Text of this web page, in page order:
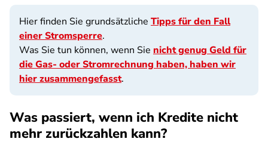
Hier finden Sie grundsätzliche Tipps für den Fall
einer Stromsperre.
Was Sie tun können, wenn Sie nicht genug Geld für
die Gas- oder Stromrechnung haben, haben wir
hier zusammengefasst.
Was passiert, wenn ich Kredite nicht
mehr zurückzahlen kann?